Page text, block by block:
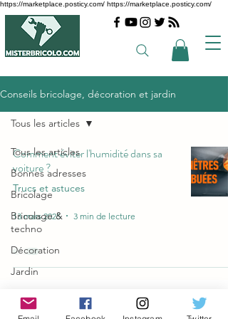
https://marketplace.posticy.com/ https://marketplace.posticy.com/
Conseils bricolage, décoration et jardin
Tous les articles
Bonnes adresses
Bricolage
Bricolage &
techno
Décoration
Jardin
Articles les plus
Tous les articles
Comment éviter l'humidité dans sa
voiture ?
Trucs et astuces
13 mars 2025 3 min de lecture
Article invité Conditions partenaires